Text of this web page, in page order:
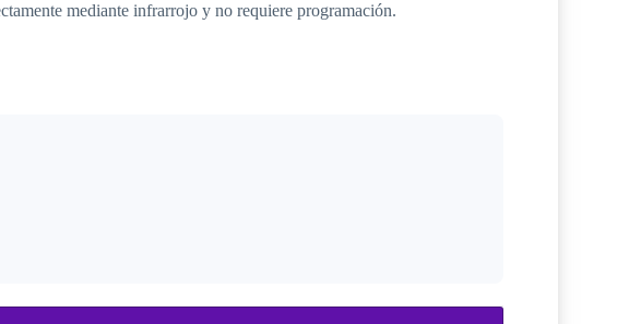
mediante infrarrojo y no requiere programación.